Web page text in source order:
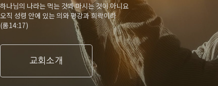
하나님의 나라는 먹는 것과 마시는 것이 아니요
오직 성령 안에 있는 의와 평강과 희락이라
(롬14:17)
교회소개